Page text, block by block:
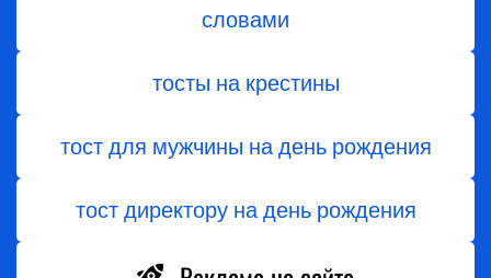
словами
тосты на крестины
тост для мужчины на день рождения
тост директору на день рождения